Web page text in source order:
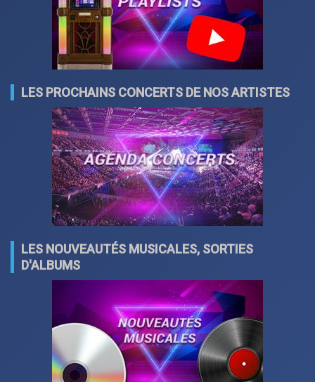
LES PROCHAINS CONCERTS DE NOS ARTISTES
LES NOUVEAUTÉS MUSICALES, SORTIES
D'ALBUMS